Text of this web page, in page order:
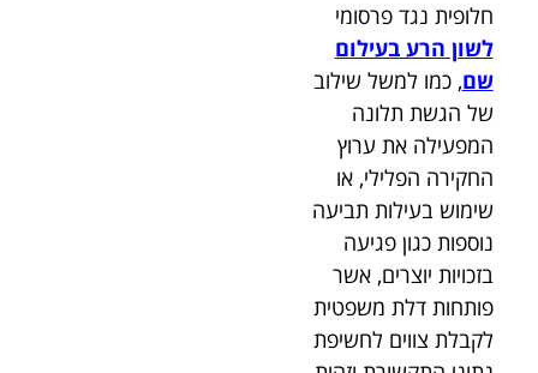
חלופית נגד פרסומי
לשון הרע בעילום
שם, כמו למשל שילוב
של הגשת תלונה
המפעילה את ערוץ
החקירה הפלילי, או
שימוש בעילות תביעה
נוספות כגון פגיעה
בזכויות יוצרים, אשר
פותחות דלת משפטית
לקבלת צווים לחשיפת